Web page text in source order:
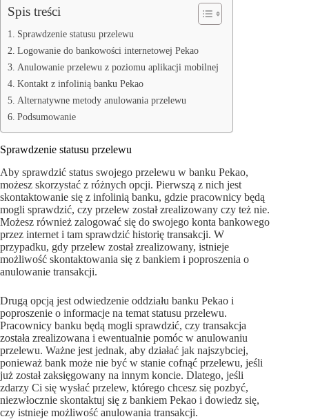
Spis treści
Sprawdzenie statusu przelewu
Logowanie do bankowości internetowej Pekao
Anulowanie przelewu z poziomu aplikacji mobilnej
Kontakt z infolinią banku Pekao
Alternatywne metody anulowania przelewu
Podsumowanie
Sprawdzenie statusu przelewu
Aby sprawdzić status swojego przelewu w banku Pekao,
możesz skorzystać z różnych opcji. Pierwszą z nich jest
skontaktowanie się z infolinią banku, gdzie pracownicy będą
mogli sprawdzić, czy przelew został zrealizowany czy też nie.
Możesz również zalogować się do swojego konta bankowego
przez internet i tam sprawdzić historię transakcji. W
przypadku, gdy przelew został zrealizowany, istnieje
możliwość skontaktowania się z bankiem i poproszenia o
anulowanie transakcji.
Drugą opcją jest odwiedzenie oddziału banku Pekao i
poproszenie o informacje na temat statusu przelewu.
Pracownicy banku będą mogli sprawdzić, czy transakcja
została zrealizowana i ewentualnie pomóc w anulowaniu
przelewu. Ważne jest jednak, aby działać jak najszybciej,
ponieważ bank może nie być w stanie cofnąć przelewu, jeśli
już został zaksięgowany na innym koncie. Dlatego, jeśli
zdarzy Ci się wysłać przelew, którego chcesz się pozbyć,
niezwłocznie skontaktuj się z bankiem Pekao i dowiedz się,
czy istnieje możliwość anulowania transakcji.